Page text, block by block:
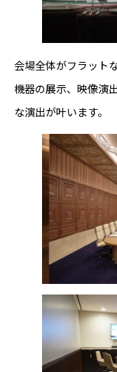
会場全体がフラット
機器の展示、映像演
な演出が叶います。